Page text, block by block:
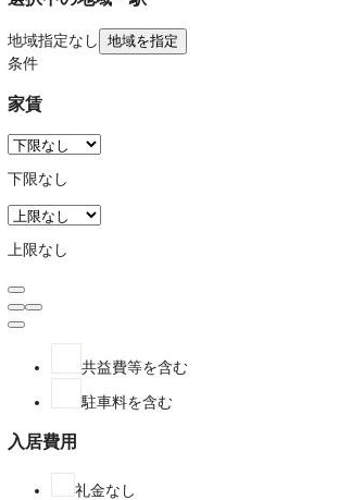
地域指定なし 地域を指定
条件
家賃
下限なし
上限なし
共益費等を含む
駐車料を含む
入居費用
礼金なし